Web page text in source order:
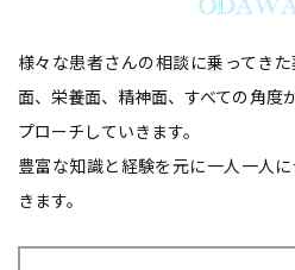
様々な患者さんの相談に乗ってき
面、栄養面、精神面、すべての角度
プローチしていきます。
豊富な知識と経験を元に一人一人
きます。